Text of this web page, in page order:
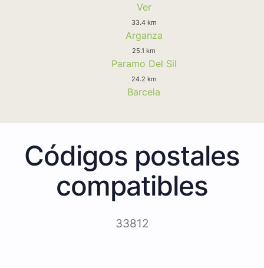
Ver
33.4 km
Arganza
25.1 km
Paramo Del Sil
24.2 km
Barcela
Códigos postales
compatibles
33812